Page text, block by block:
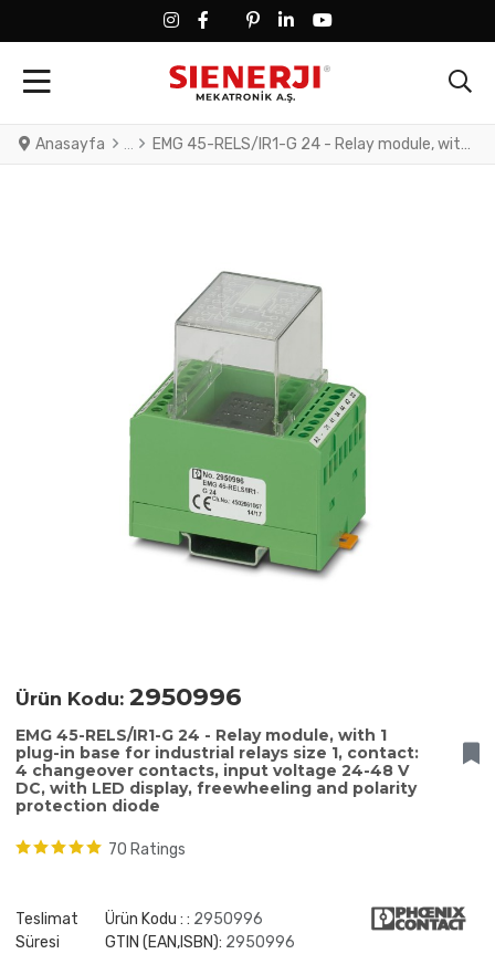
FACEBOOK SOCIAL LINK
FACEBOOK SOCIAL LINK
TWITTER SOCIAL LINK
PINTEREST SOCIAL LINK
LINKEDIN SOCIAL LINK
YOUTUBE SOCIAL LINK
Anasayfa EMG 45-RELS/IR1-G 24 - Relay module, with 1 plug-in base for industrial relays size 1, contact: 4 changeover contacts, input voltage 24-48 V DC, with LED display, freewheeling and polarity protection diode
Ürün Kodu: 2950996
EMG 45-RELS/IR1-G 24 - Relay module, with 1
plug-in base for industrial relays size 1, contact:
4 changeover contacts, input voltage 24-48 V
DC, with LED display, freewheeling and polarity
protection diode
70 Ratings
Teslimat
Süresi
Ürün Kodu : : 2950996
GTIN (EAN,ISBN): 2950996